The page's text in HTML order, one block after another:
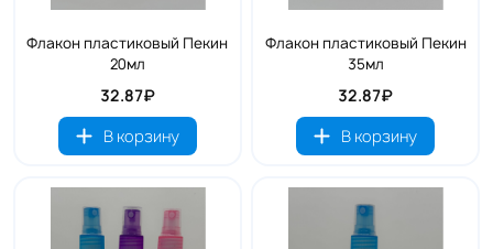
Флакон пластиковый Пекин
20мл
32.87₽
В корзину
Флакон пластиковый Пекин
35мл
32.87₽
В корзину